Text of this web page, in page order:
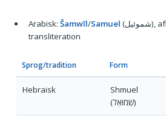
Arabisk: Šamwīl/Samuel (شموئيل), afhængigt af
transliteration
Sprog/tradition Form
Hebraisk
Shmuel
(שְׁמוּאֵל)